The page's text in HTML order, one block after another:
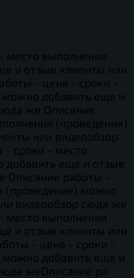
место выполнения
и отзыв клиенты или
- цена - сроки -
добавить еще и
же Описание
(проведения)
или видеообзор
- сроки - место
еще и отзыв
Описание работы -
(проведения) можно
видеообзор сюда же
место выполнения
и отзыв клиенты или
- цена - сроки -
добавить еще и
жеОписание ра